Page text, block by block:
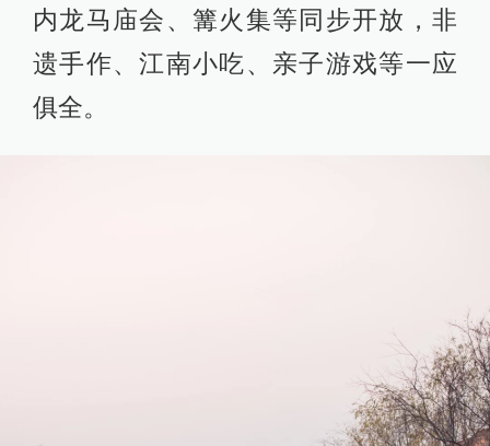
内龙马庙会、篝火集等同步开放，非
遗手作、江南小吃、亲子游戏等一应
俱全。